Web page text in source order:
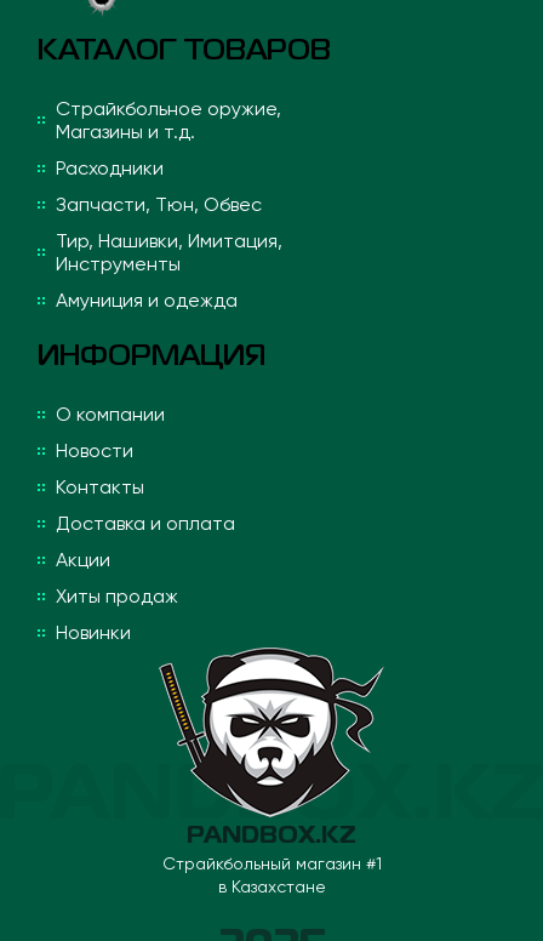
КАТАЛОГ ТОВАРОВ
Страйкбольное оружие,
Магазины и т.д.
Расходники
Запчасти, Тюн, Обвес
Тир, Нашивки, Имитация,
Инструменты
Амуниция и одежда
ИНФОРМАЦИЯ
О компании
Новости
Контакты
Доставка и оплата
Акции
Хиты продаж
Новинки
PANDBOX.KZ
Страйкбольный магазин #1
в Казахстане